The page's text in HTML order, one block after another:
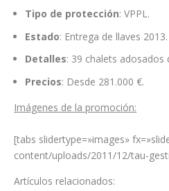
Tipo de protección: VPPL.
Estado: Entrega de llaves 2013.
Detalles: 39 chalets
Precios: Desde 281.000 €.
Imágenes de la promoción:
[tabs slidertype=»images»
content/uploads/2011/12/tau-
Artículos relacionados: